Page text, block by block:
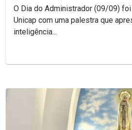
O Dia do Administrador (09/09)
Unicap com uma palestra que
inteligência...